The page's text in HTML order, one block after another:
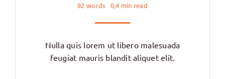
82 words 0,4 min read
Nulla quis lorem ut libero malesuada
feugiat mauris blandit aliquet elit.